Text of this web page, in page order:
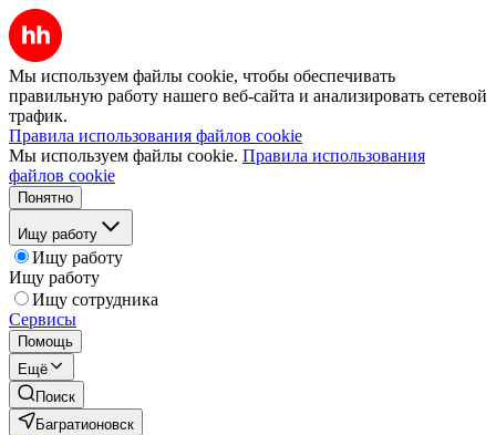
Мы используем файлы cookie, чтобы обеспечивать
правильную работу нашего веб-сайта и анализировать сетевой
трафик.
Правила использования файлов cookie
Мы используем файлы cookie. Правила использования
файлов cookie
Понятно
Ищу работу
Ищу работу
Ищу работу
Ищу сотрудника
Сервисы
Помощь
Ещё
Поиск
Багратионовск